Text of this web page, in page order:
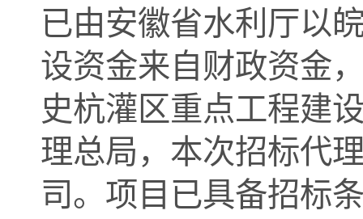
已由安徽省水利厅以
设资金来自财政资金
史杭灌区重点工程建
理总局，本次招标代
司。项目已具备招标